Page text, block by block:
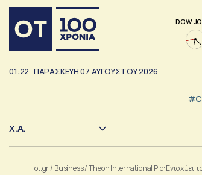
DOW
01:22 ΠΑΡΑΣΚΕΥΗ07 ΑΥΓΟΥΣΤΟΥ2026
Χ.Α.
ot.gr/ Business/Theon International Plc: Eνισχύει